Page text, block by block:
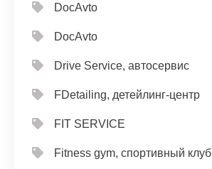
DocAvto
DocAvto
Drive Service, автосервис
FDetailing, детейлинг-центр
FIT SERVICE
Fitness gym, спортивный клуб